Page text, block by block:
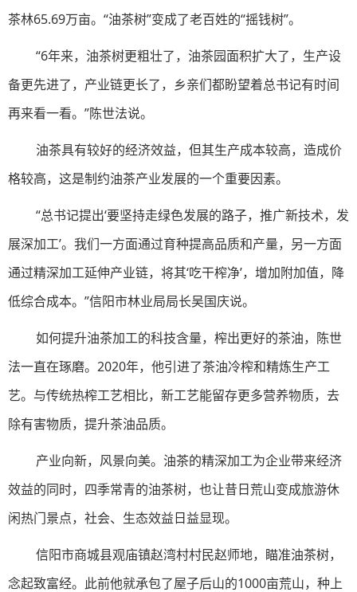
茶林65.69万亩。“油茶树”变成了老百姓的“摇钱树”。
“6年来，油茶树更粗壮了，油茶园面积扩大了，生产设
备更先进了，产业链更长了，乡亲们都盼望着总书记有时间
再来看一看。”陈世法说。
油茶具有较好的经济效益，但其生产成本较高，造成价
格较高，这是制约油茶产业发展的一个重要因素。
“总书记提出‘要坚持走绿色发展的路子，推广新技术，发
展深加工’。我们一方面通过育种提高品质和产量，另一方面
通过精深加工延伸产业链，将其‘吃干榨净’，增加附加值，降
低综合成本。”信阳市林业局局长吴国庆说。
如何提升油茶加工的科技含量，榨出更好的茶油，陈世
法一直在琢磨。2020年，他引进了茶油冷榨和精炼生产工
艺。与传统热榨工艺相比，新工艺能留存更多营养物质，去
除有害物质，提升茶油品质。
产业向新，风景向美。油茶的精深加工为企业带来经济
效益的同时，四季常青的油茶树，也让昔日荒山变成旅游休
闲热门景点，社会、生态效益日益显现。
信阳市商城县观庙镇赵湾村村民赵师地，瞄准油茶树，
念起致富经。此前他就承包了屋子后山的1000亩荒山，种上